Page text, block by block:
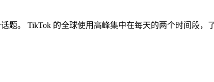
题。 TikTok 的全球使用高峰集中在每天的两个时间段，